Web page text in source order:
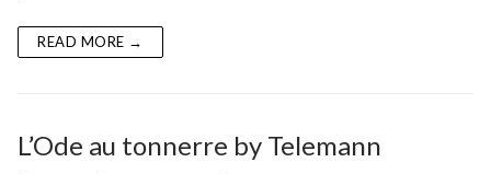
READ MORE →
L’Ode au tonnerre by Telemann